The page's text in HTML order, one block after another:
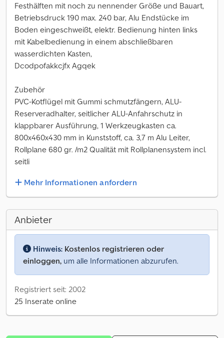
Festhälften mit noch zu nennender Größe und Bauart,
Betriebsdruck 190 max. 240 bar, Alu Endstücke im
Boden eingeschweißt, elektr. Bedienung hinten links
mit Kabelbedienung in einem abschließbaren
wasserdichten Kasten,
Dcodpofakkcjfx Agqek
Zubehör
PVC-Kotflügel mit Gummi schmutzfängern, ALU-
Reserveradhalter, seitlicher ALU-Anfahrschutz in
klappbarer Ausführung, 1 Werkzeugkasten ca.
800x460x430 mm in Kunststoff, ca. 3,7 m Alu Leiter,
Rollplane 680 gr. /m2 Qualität mit Rollplanensystem incl.
seitli
Mehr Informationen anfordern
Anbieter
Hinweis: Kostenlos registrieren oder
einloggen, um alle Informationen abzurufen.
Registriert seit: 2002
25 Inserate online